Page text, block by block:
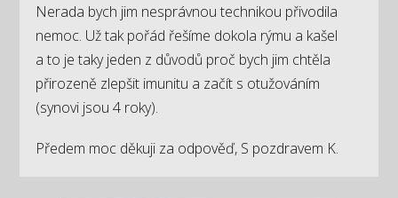
Nerada bych jim nesprávnou technikou přivodila
nemoc. Už tak pořád řešíme dokola rýmu a kašel
a to je taky jeden z důvodů proč bych jim chtěla
přirozeně zlepšit imunitu a začít s otužováním
(synovi jsou 4 roky).
Předem moc děkuji za odpověď, S pozdravem K.